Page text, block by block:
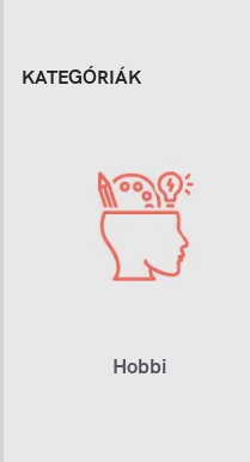
KATEGÓRIÁK
Hobbi